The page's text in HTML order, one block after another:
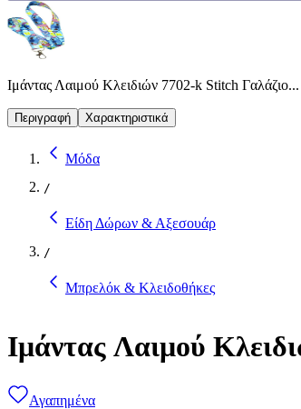
Ιμάντας Λαιμού Κλειδιών 7702-k Stitch Γαλάζιο...
Περιγραφή Χαρακτηριστικά
Μόδα
/
Είδη Δώρων & Αξεσουάρ
/
Μπρελόκ & Κλειδοθήκες
Ιμάντας Λαιμού
Αγαπημένα